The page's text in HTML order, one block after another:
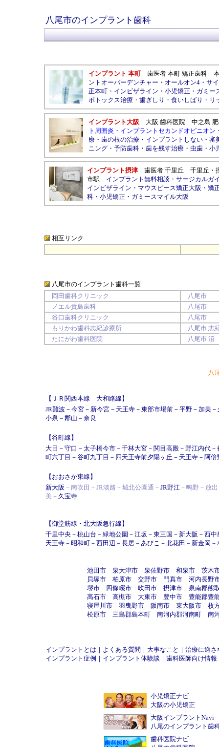
八尾市のインプラント歯科
インプラント 本町 歯医者 本町 矯正歯科
ントオーバーデンチャー ・ オールオン4 ・ サ
正本町 ・ インビザライン ・ 小児矯正 ・ ガミー
ボトックス治療 ・ 歯ぎしり ・ 食いしばり ・ リ
インプラント大阪 大阪 歯科医院 中之島
ト周囲炎 ・ インプラントセカンドオピニオン
療 ・ 歯の根の治療 ・ インプラントしない ・ 審
ニング ・ 予防歯科 ・ 歯を残す治療 ・ 虫歯 ・ 小
インプラント摂津 歯医者 千里丘 千里丘 ・
市駅
インプラント無料相談 ・ サージカルガ
インビザライン ・ マウスピース矯正大阪 ・ 矯
科 ・ 小児矯正 ・ ガミースマイル大阪
相互リンク
八尾市のインプラント歯科一覧
岡田歯科クリニック
八尾市
ノエル貴島歯科
八尾市
谷口歯科クリニック
八尾市
もりかわ歯科志紀診療所
八尾市 志
たにがわ歯科医院
八尾市 沼
八
【ＪＲ関西本線 大和路線】
JR難波 － 今宮 － 新今宮 － 天王寺 － 東部市場前 － 平野 － 加美 －
小泉 － 郡山 － 奈良
【谷町線】
大日 － 守口 － 太子橋今市 － 千林大宮 － 関目高殿 － 野江内代 －
町六丁目 － 谷町九丁目 － 四天王寺前夕陽ヶ丘 － 天王寺 － 阿倍
【おおさか東線】
新大阪 －南吹田－JR淡路－城北公園通－ JR野江 －鴫野－放
美－ 久宝寺
【御堂筋線・北大阪急行線】
千里中央 － 桃山台 － 緑地公園 － 江坂 － 東三国 － 新大阪 － 西中
天王寺 － 昭和町 － 西田辺 － 長居 － あびこ － 北花田 － 新金岡 －
池田市 泉大津市 泉佐野市 和泉市
茨木
貝塚市
柏原市 交野市 門真市
河内長野
堺市
四條畷市 吹田市 摂津市
泉南郡熊
高石市
高槻市 大東市 豊中市
豊能郡豊
寝屋川市
羽曳野市 阪南市 東大阪市
枚
松原市
三島郡島本町 南河内郡河南町 南
インプラントとは ｜ よくある質問 ｜ 大事なこと ｜ 治療に適さ
インプラント症例 ｜ インプラント体験談 ｜ 歯科医師向け情報
小児矯正ナビ
大阪の小児矯正
大阪インプラントNavi
八尾のインプラント歯
歯科医院ナビ